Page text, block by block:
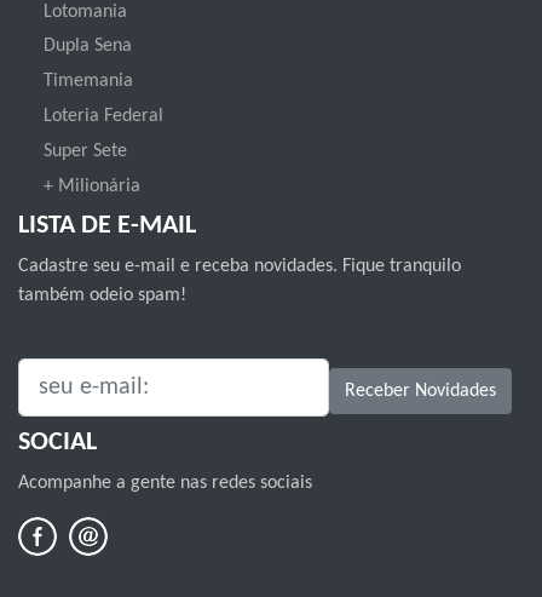
Lotomania
Dupla Sena
Timemania
Loteria Federal
Super Sete
+ Milionária
LISTA DE E-MAIL
Cadastre seu e-mail e receba novidades. Fique tranquilo
também odeio spam!
SEU E-MAIL: Receber Novidades
SOCIAL
Acompanhe a gente nas redes sociais